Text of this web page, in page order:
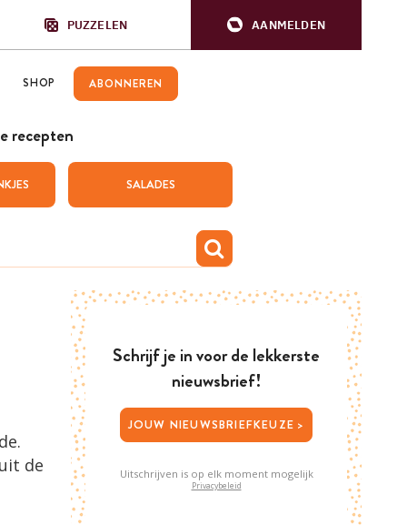
PUZZELEN AANMELDEN
SHOP ABONNEREN
recepten
SALADES
de
Schrijf je in voor de lekkerste
nieuwsbrief!
JOUW NIEUWSBRIEFKEUZE >
Uitschrijven is op elk moment mogelijk
Privacybeleid